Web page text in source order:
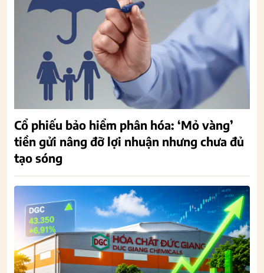
Cổ phiếu bảo hiểm phân hóa: ‘Mỏ vàng’
tiền gửi nâng đỡ lợi nhuận nhưng chưa đủ
tạo sóng